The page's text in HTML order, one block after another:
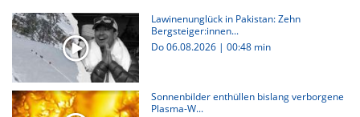
Lawinenunglück in Pakistan: Zehn
Bergsteiger:innen...
Do 06.08.2026 | 00:48 min
Sonnenbilder enthüllen bislang verborgene
Plasma-W...